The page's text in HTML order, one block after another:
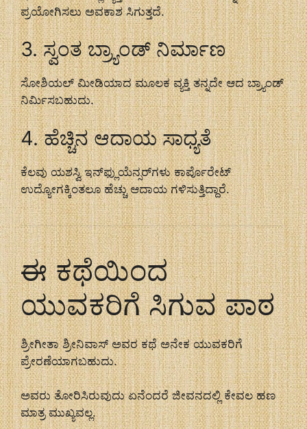
ಪ್ರಯೋಗಿಸಲು ಅವಕಾಶ ಸಿಗುತ್ತದೆ.
3. ಸ್ವಂತ ಬ್ರ್ಯಾಂಡ್ ನಿರ್ಮಾಣ
ಸೋಶಿಯಲ್ ಮೀಡಿಯಾದ ಮೂಲಕ ವ್ಯಕ್ತಿ ತನ್ನದೇ ಆದ ಬ್ರ್ಯಾಂಡ್
ನಿರ್ಮಿಸಬಹುದು.
4. ಹೆಚ್ಚಿನ ಆದಾಯ ಸಾಧ್ಯತೆ
ಕೆಲವು ಯಶಸ್ವಿ ಇನ್‌ಫ್ಲುಯೆನ್ಸರ್‌ಗಳು ಕಾರ್ಪೊರೇಟ್
ಉದ್ಯೋಗಕ್ಕಿಂತಲೂ ಹೆಚ್ಚು ಆದಾಯ ಗಳಿಸುತ್ತಿದ್ದಾರೆ.
ಈ ಕಥೆಯಿಂದ
ಯುವಕರಿಗೆ ಸಿಗುವ ಪಾಠ
ಶ್ರೀಗೀತಾ ಶ್ರೀನಿವಾಸ್ ಅವರ ಕಥೆ ಅನೇಕ ಯುವಕರಿಗೆ
ಪ್ರೇರಣೆಯಾಗಬಹುದು.
ಅವರು ತೋರಿಸಿರುವುದು ಏನೆಂದರೆ ಜೀವನದಲ್ಲಿ ಕೇವಲ ಹಣ
ಮಾತ್ರ ಮುಖ್ಯವಲ್ಲ.